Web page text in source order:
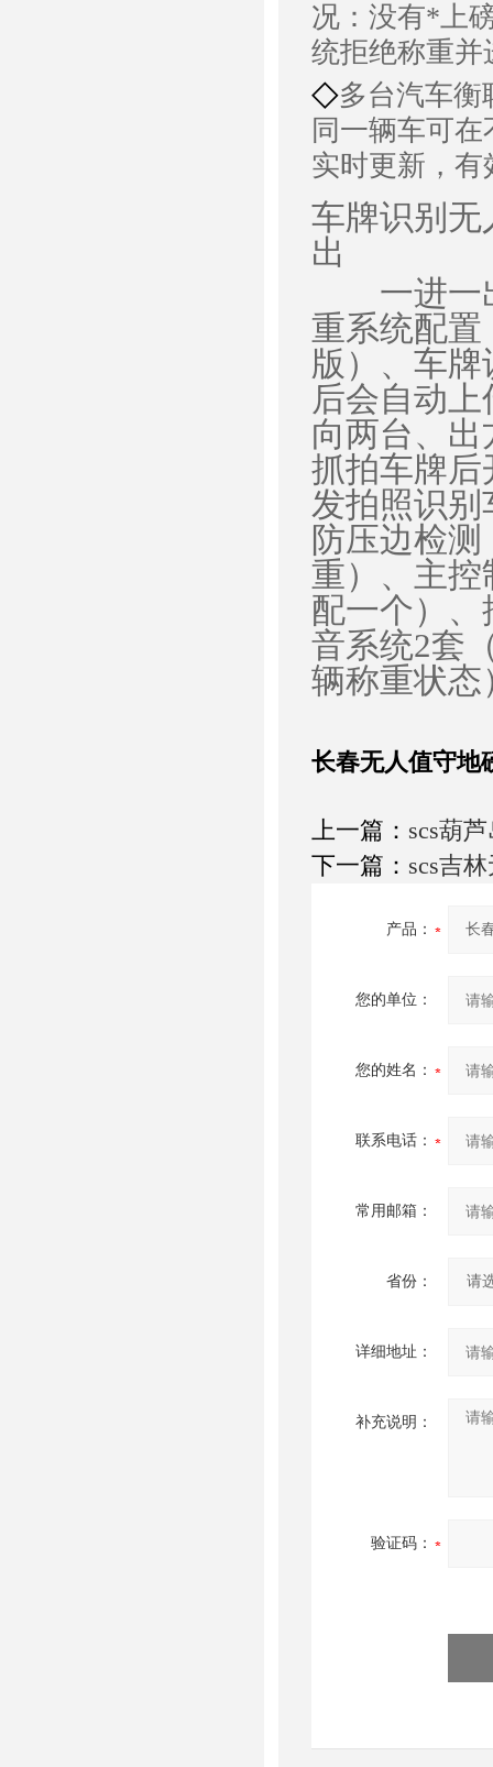
况：没有*上
统拒绝称重并
◇多台汽车衡
同一辆车可
实时更新，
车牌识别无
出
一进一出
重系统配置
版）、车
后会自动
向两台、
抓拍车牌后
发拍照识别
防压边检
重）、主控
配一个）
音系统2套
辆称重状态
长春无人值守地
上一篇： scs葫
下一篇： scs吉
产品：
您的单位：
您的姓名：
联系电话：
常用邮箱：
省份：
详细地址：
补充说明：
验证码：